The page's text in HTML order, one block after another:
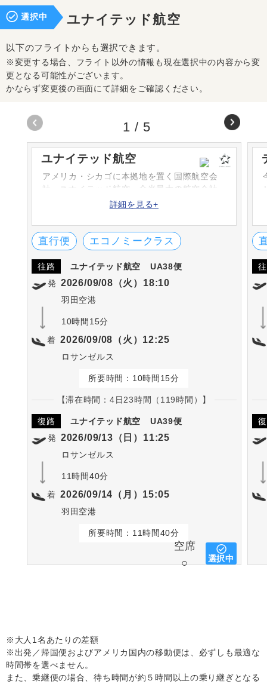
選択中 ユナイテッド航空
以下のフライトからも選択できます。
※変更する場合、フライト以外の情報も現在選択中の内容から変
更となる可能性がございます。
かならず変更後の画面にて詳細をご確認ください。
ユナイテッド航空
アメリカ・シカゴに本拠地を置く国際航空会
社・ユナイテッド航空。全米最大の航空会社
であり、スターアライアンスの中心的な航空
とのコードシェア便を運航しています。
詳細を見る+
直行便 エコノミークラス
往路 ユナイテッド航空
UA38便
発 2026/09/08（火）18:10
羽田空港
10時間15分
着 2026/09/08（火）12:25
ロサンゼルス
所要時間：10時間15分
【滞在時間：4日23時間（119時間）】
復路 ユナイテッド航空
UA39便
発 2026/09/13（日）11:25
ロサンゼルス
11時間40分
着 2026/09/14（月）15:05
羽田空港
所要時間：11時間40分
空席
○
選択中
1 / 5
※大人1名あたりの差額
※出発／帰国便およびアメリカ国内の移動便は、必ずしも最適な
時間帯を選べません。
また、乗継便の場合、待ち時間が約５時間以上の乗り継ぎとなる